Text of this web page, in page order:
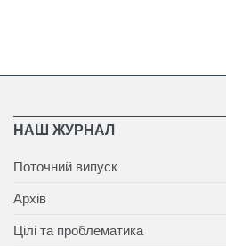
НАШ ЖУРНАЛ
Поточний випуск
Архів
Цілі та проблематика